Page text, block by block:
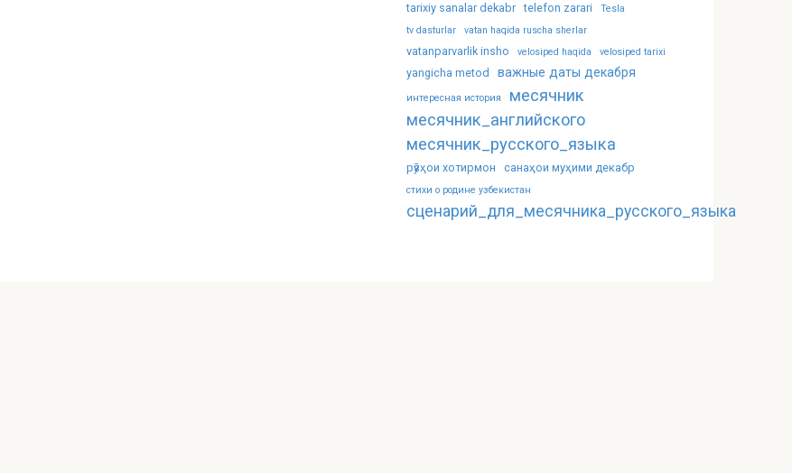
tarixiy sanalar dekabr telefon zarari
Tesla
tv dasturlar
vatan haqida ruscha sherlar
vatanparvarlik insho velosiped haqida velosiped tarixi
yangicha metod важные даты декабря
интересная история
месячник
месячник_английского
месячник_русского_языка
рӯзҳои хотирмон санаҳои муҳими декабр
стихи о родине узбекистан
сценарий_для_месячника_русского_языка